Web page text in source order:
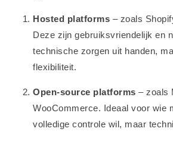
Hosted platforms – zoals
Deze zijn gebruiksvriendelijk en
technische zorgen uit handen,
flexibiliteit.
Open-source platforms – zoals
WooCommerce. Ideaal voor wie
volledige controle wil, maar